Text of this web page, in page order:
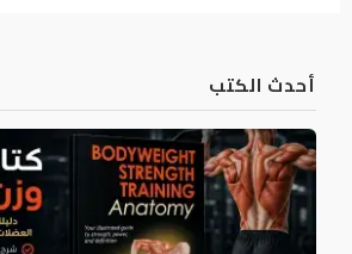
أحدث الكتب